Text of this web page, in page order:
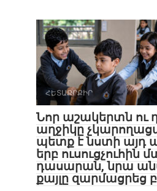
ՀԵՏԱՔՐՔԻՐ
Նոր աշակերտն ու
աղջիկը
պետք է նստի այդ
երբ ուսուցչուհին
դասարան, նրա
քայլը զարմացրեց